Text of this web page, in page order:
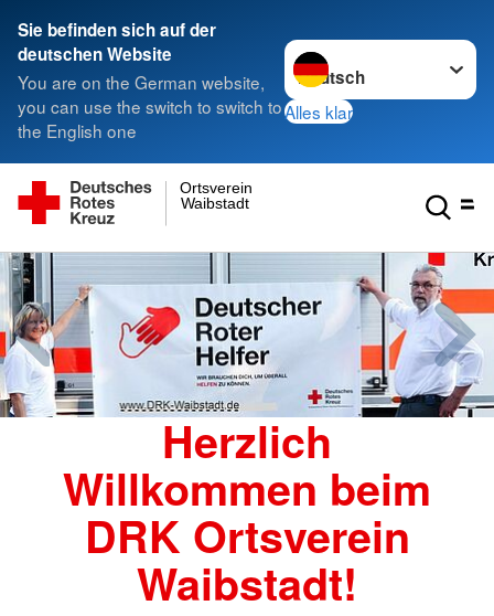
Sie befinden sich auf der
deutschen Website
You are on the German website,
you can use the switch to switch to
the English one
Sprache wechseln zu
Alles klar
Waibstadt
Ortsverein
Herzlich
Willkommen beim
DRK Ortsverein
Waibstadt!